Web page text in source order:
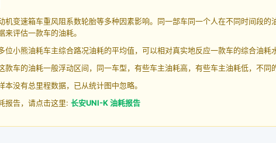
机变速箱车重风阻系数轮胎等多种因素影响。同一部车同一个人在不同时间段
来评估一款车的油耗。
位小熊油耗车主综合路况油耗的平均值，可以相对真实地反应一款车的综合油
款车的油耗一般浮动区间，同一车型，有些车主油耗高，有些车主油耗低，不同
本没有总里程数据，已从统计图中忽略。
报告，请点击这里: 长安UNI-K 油耗报告